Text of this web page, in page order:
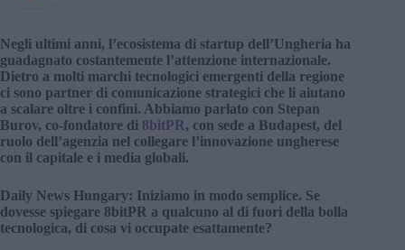
Negli ultimi anni, l’ecosistema di startup dell’Ungheria ha
guadagnato costantemente l’attenzione internazionale.
Dietro a molti marchi tecnologici emergenti della regione
ci sono partner di comunicazione strategici che li aiutano
a scalare oltre i confini. Abbiamo parlato con Stepan
Burov, co-fondatore di 8bitPR, con sede a Budapest, del
ruolo dell’agenzia nel collegare l’innovazione ungherese
con il capitale e i media globali.
Daily News Hungary: Iniziamo in modo semplice. Se
dovesse spiegare 8bitPR a qualcuno al di fuori della bolla
tecnologica, di cosa vi occupate esattamente?